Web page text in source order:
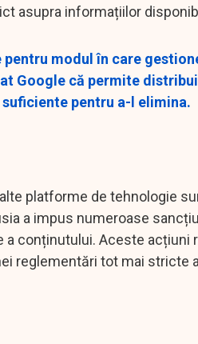
asupra informațiilor
modul în care
Google că permite
pentru a-l elimina.
platforme de tehnologie
a impus numeroase
conținutului. Aceste
reglementări tot mai stricte